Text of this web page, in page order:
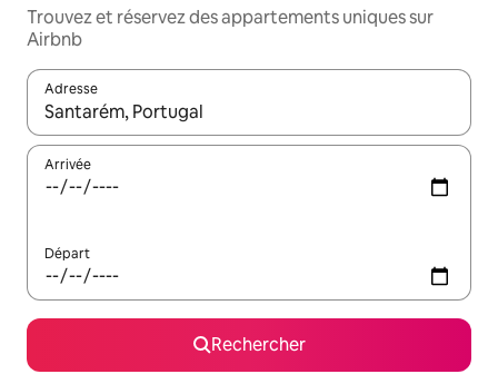
Trouvez et réservez des appartements uniques sur
Airbnb
Adresse
Lorsque les résultats s'affichent, utilisez les flèches vers le
Arrivée
Départ
Rechercher